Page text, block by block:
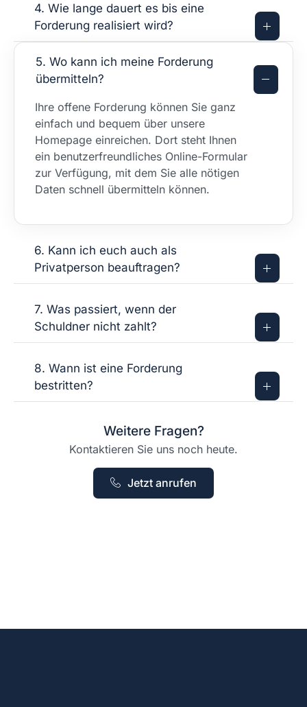
4. Wie lange dauert es bis eine
Forderung realisiert wird?
5. Wo kann ich meine Forderung
übermitteln?
Ihre offene Forderung können Sie ganz
einfach und bequem über unsere
Homepage einreichen. Dort steht Ihnen
ein benutzerfreundliches Online-Formular
zur Verfügung, mit dem Sie alle nötigen
Daten schnell übermitteln können.
6. Kann ich euch auch als
Privatperson beauftragen?
7. Was passiert, wenn der
Schuldner nicht zahlt?
8. Wann ist eine Forderung
bestritten?
Weitere Fragen?
Kontaktieren Sie uns noch heute.
Jetzt anrufen